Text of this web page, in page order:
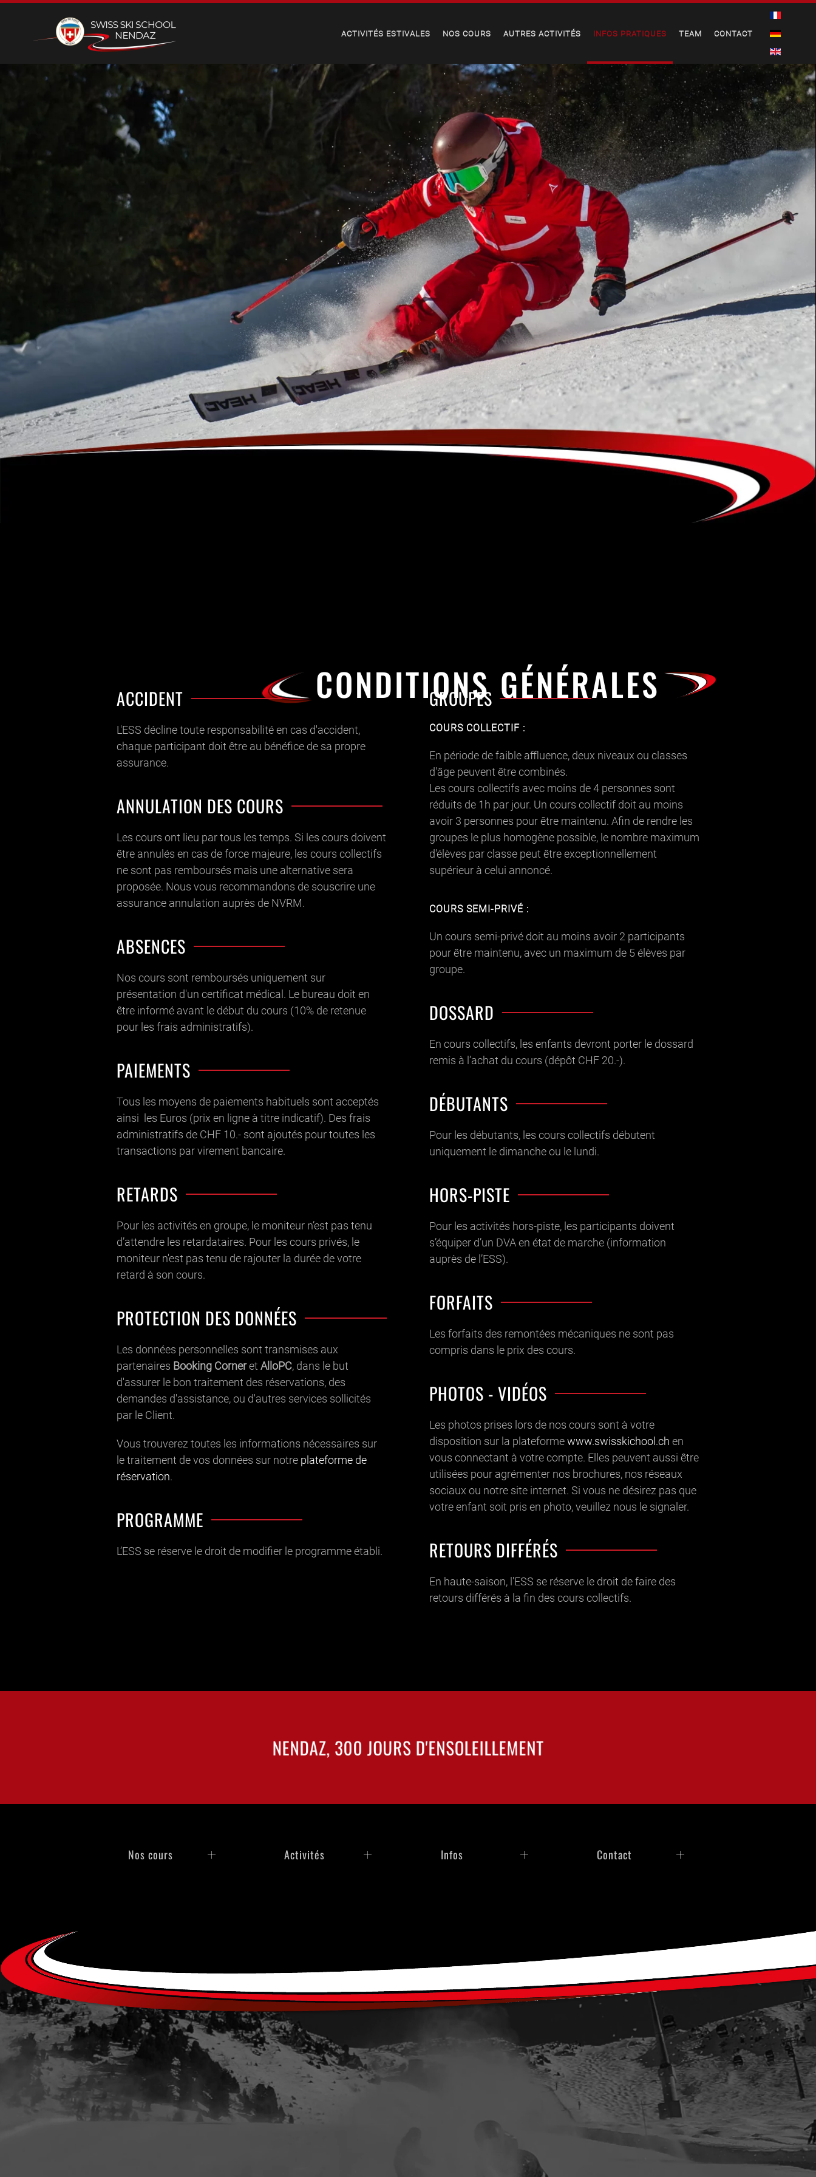
Skip to main content ACTIVITÉS ESTIVALES NOS COURS AUTRES ACTIVITÉS INFOS PRATIQUES TEAM CONTACT
CONDITIONS GÉNÉRALES
ACCIDENT
L'ESS décline toute responsabilité en cas d'accident,
chaque participant doit être au bénéfice de sa propre
assurance.
ANNULATION DES COURS
Les cours ont lieu par tous les temps. Si les cours doivent
être annulés en cas de force majeure, les cours collectifs
ne sont pas remboursés mais une alternative sera
proposée. Nous vous recommandons de souscrire une
assurance annulation auprès de NVRM.
ABSENCES
Nos cours sont remboursés uniquement sur
présentation d'un certificat médical. Le bureau doit en
être informé avant le début du cours (10% de retenue
pour les frais administratifs).
PAIEMENTS
Tous les moyens de paiements habituels sont acceptés
ainsi les Euros (prix en ligne à titre indicatif). Des frais
administratifs de CHF 10.- sont ajoutés pour toutes les
transactions par virement bancaire.
RETARDS
Pour les activités en groupe, le moniteur n’est pas tenu
d’attendre les retardataires. Pour les cours privés, le
moniteur n'est pas tenu de rajouter la durée de votre
retard à son cours.
PROTECTION DES DONNÉES
Les données personnelles sont transmises aux
partenaires Booking Corneret AlloPC, dans le but
d'assurer le bon traitement des réservations, des
demandes d'assistance, ou d'autres services sollicités
par le Client.
Vous trouverez toutes les informations nécessaires sur
le traitement de vos données sur notre plateforme de
réservation.
PROGRAMME
L’ESS se réserve le droit de modifier le programme établi.
GROUPES
COURS COLLECTIF :
En période de faible affluence, deux niveaux ou classes
d'âge peuvent être combinés.
Les cours collectifs avec moins de 4 personnes sont
réduits de 1h par jour. Un cours collectif doit au moins
avoir 3 personnes pour être maintenu. Afin de rendre les
groupes le plus homogène possible, le nombre maximum
d'élèves par classe peut être exceptionnellement
supérieur à celui annoncé.
COURS SEMI-PRIVÉ :
Un cours semi-privé doit au moins avoir 2 participants
pour être maintenu, avec un maximum de 5 élèves par
groupe.
DOSSARD
En cours collectifs, les enfants devront porter le dossard
remis à l’achat du cours (dépôt CHF 20.-).
DÉBUTANTS
Pour les débutants, les cours collectifs débutent
uniquement le dimanche ou le lundi.
HORS-PISTE
Pour les activités hors-piste, les participants doivent
s’équiper d’un DVA en état de marche (information
auprès de l’ESS).
FORFAITS
Les forfaits des remontées mécaniques ne sont pas
compris dans le prix des cours.
PHOTOS - VIDÉOS
Les photos prises lors de nos cours sont à votre
disposition sur la plateformewww.swisskichool.ch en
vous connectant à votre compte. Elles peuvent aussi être
utilisées pour agrémenter nos brochures, nos réseaux
sociaux ou notre site internet. Si vous ne désirez pas que
votre enfant soit pris en photo, veuillez nous le signaler.
RETOURS DIFFÉRÉS
En haute-saison, l'ESS se réserve le droit de faire des
retours différés à la fin des cours collectifs.
NENDAZ, 300 JOURS D'ENSOLEILLEMENT
Nos cours Activités Infos Contact